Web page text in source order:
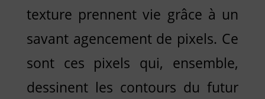
texture prennent vie grâce à un
savant agencement de pixels. Ce
sont ces pixels qui, ensemble,
dessinent les contours du futur